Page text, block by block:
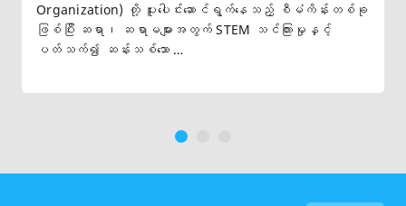
Organization) တို့ ပူးပေါင်းဆောင်ရွက်နေသည့် စီမံကိန်းတစ်ခု
ဖြစ်ပြီး ဆရာ၊ ဆရာမများအတွက် STEM သင်ကြားမှုနှင့်
ပတ်သက်၍ ဆန်းသစ်သော …